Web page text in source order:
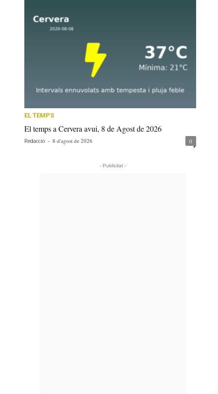
EL TEMPS
El temps a Cervera avui, 8 de Agost de 2026
Redacció - 8 d'agost de 2026 0
- Publicitat -